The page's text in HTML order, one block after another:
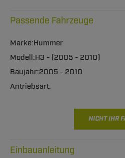
Passende Fahrzeuge
Hummer
H3 - (2005 - 2010)
2005 - 2010
NICHT IHR
Einbauanleitung